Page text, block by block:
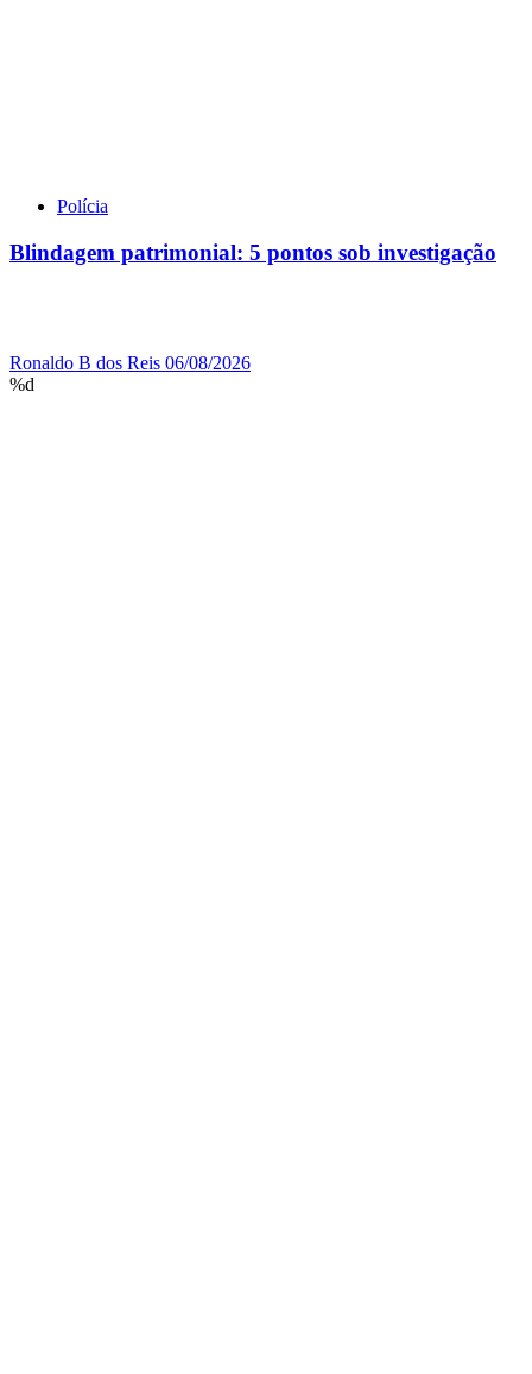
Polícia
Blindagem patrimonial: 5 pontos sob investigação
Ronaldo B dos Reis 06/08/2026
%d